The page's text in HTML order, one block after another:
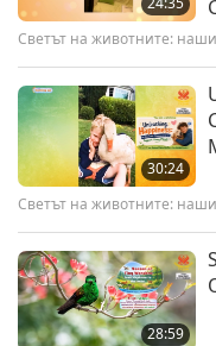
Светът на животните:
30:24
Светът на животните:
28:59